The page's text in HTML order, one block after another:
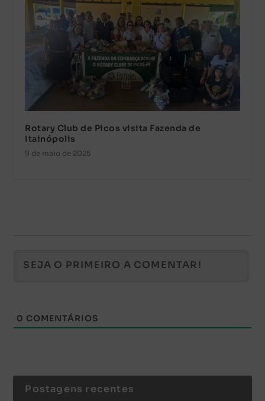
Rotary Club de Picos visita Fazenda de
Itainópolis
9 de maio de 2025
0 COMENTÁRIOS
Postagens recentes